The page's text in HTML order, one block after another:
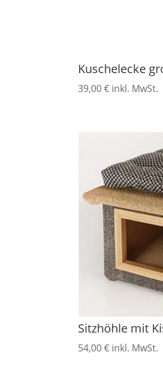
Kuschelecke
39,00€ inkl. MwSt.
Sitzhöhle mit
54,00€ inkl. MwSt.